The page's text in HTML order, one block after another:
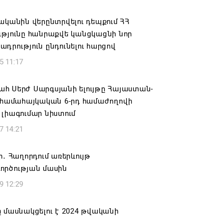
16:34
ԵՆՔ ՄԻԱՍԻՆ ՆՇԵԼՈՒ ՏԱՇՏՈՒՆ
ՕՐԸ
ղեկավար Գևորգ Փարսյանի
ճանապարհաշինական
աշխատանքներ՝ գյուղական
16:09
բանակը «Իսկանդերով» հարվածել
14:32
վերընտրվելու դեպքում ՀՀ
հանրաքվե կանցկացնի նոր
ընդունելու հարցով
11:17
Սերժ Սարգսյանի ելույթը Հայաստան-
համահայկական 6-րդ համաժողովի
նիստում
14:21
Հաղորդում առերևույթ
մասին
12:29
մասնակցելու է 2024 թվականի